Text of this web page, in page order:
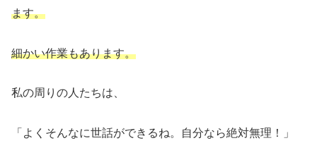
ます。
細かい作業もあります。
私の周りの人たちは、
「よくそんなに世話ができるね。自分なら絶対無理！」